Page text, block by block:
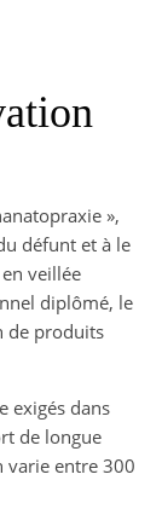
»,
défunt et à le
veillée
diplômé, le
de produits
exigés dans
de longue
varie entre 300